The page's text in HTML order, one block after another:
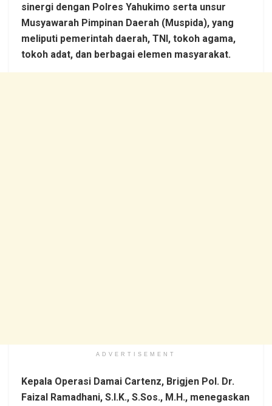
sinergi dengan Polres Yahukimo serta unsur
Musyawarah Pimpinan Daerah (Muspida), yang
meliputi pemerintah daerah, TNI, tokoh agama,
tokoh adat, dan berbagai elemen masyarakat.
ADVERTISEMENT
Kepala Operasi Damai Cartenz, Brigjen Pol. Dr.
Faizal Ramadhani, S.I.K., S.Sos., M.H., menegaskan